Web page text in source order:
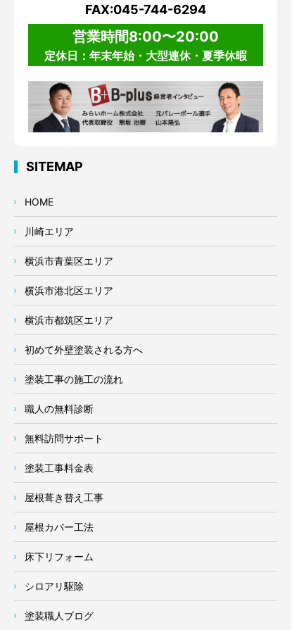
FAX:045-744-6294
営業時間8:00〜20:00
定休日：年末年始・大型連休・夏季休暇
SITEMAP
HOME
川崎エリア
横浜市青葉区エリア
横浜市港北区エリア
横浜市都筑区エリア
初めて外壁塗装される方へ
塗装工事の施工の流れ
職人の無料診断
無料訪問サポート
塗装工事料金表
屋根葺き替え工事
屋根カバー工法
床下リフォーム
シロアリ駆除
塗装職人ブログ